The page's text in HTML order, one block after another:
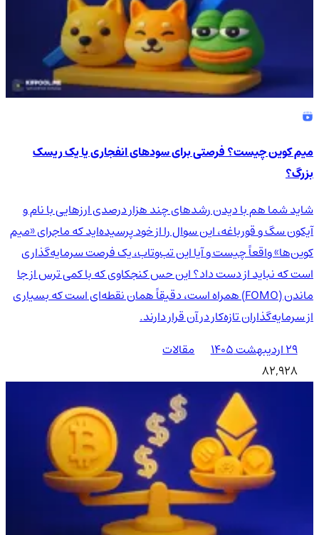
میم کوین چیست؟ فرصتی برای سودهای انفجاری یا یک ریسک
بزرگ؟
شاید شما هم با دیدن رشدهای چند هزار درصدی ارزهایی با نام و
آیکون سگ و قورباغه، این سوال را از خود پرسیده‌اید که ماجرای «میم
کوین‌ها» واقعاً چیست و آیا این تب‌وتاب، یک فرصت سرمایه‌گذاری
است که نباید از دست داد؟ این حس کنجکاوی که با کمی ترس از جا
ماندن (FOMO) همراه است، دقیقاً همان نقطه‌ای است که بسیاری
از سرمایه‌گذاران تازه‌کار در آن قرار دارند.
۲۹ اردیبهشت ۱۴۰۵
مقالات
82,928